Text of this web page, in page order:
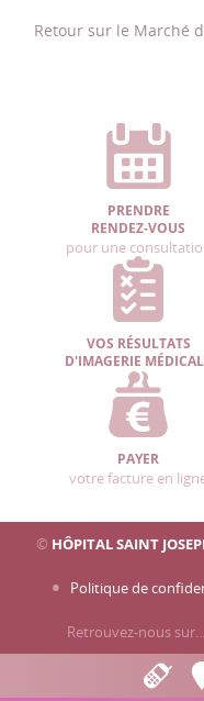
Retour sur le Marché
PRENDRE
RENDEZ-VOUS
pour une
VOS RÉSULTATS
D'IMAGERIE
PAYER
votre facture en
© HÔPITAL SAINT
Politique de
Retrouvez-nous sur…